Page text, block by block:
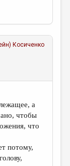
Косиченко
а
чтобы
что
потому,